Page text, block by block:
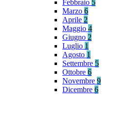
Febbraio 5
Marzo 6
Aprile 2
Maggio 4
Giugno 2
Luglio 1
Agosto 1
Settembre 5
Ottobre 6
Novembre 9
Dicembre 6